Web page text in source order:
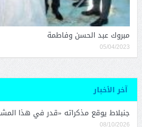
مبروك عبد الحسن وفاطمة
05/04/2023
آخر الأخبار
جنبلاط يوقع مذكراته «قدر في هذا
08/10/2026